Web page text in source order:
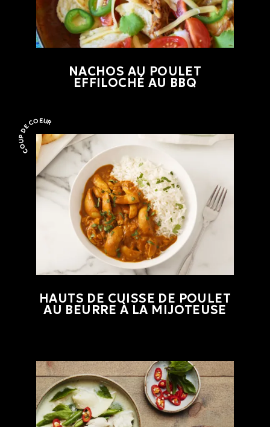
NACHOS AU POULET
EFFILOCHÉ AU BBQ
HAUTS DE CUISSE DE POULET
AU BEURRE À LA MIJOTEUSE
Coup de coeur
COUP DE COEUR